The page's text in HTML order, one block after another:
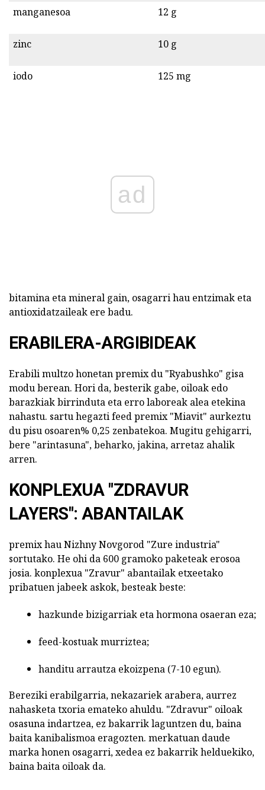
manganesoa 12 g
zinc 10 g
iodo 125 mg
ad
bitamina eta mineral gain, osagarri hau entzimak eta
antioxidatzaileak ere badu.
ERABILERA-ARGIBIDEAK
Erabili multzo honetan premix du "Ryabushko" gisa
modu berean. Hori da, besterik gabe, oiloak edo
barazkiak birrinduta eta erro laboreak alea etekina
nahastu. sartu hegazti feed premix "Miavit" aurkeztu
du pisu osoaren% 0,25 zenbatekoa. Mugitu gehigarri,
bere "arintasuna", beharko, jakina, arretaz ahalik
arren.
KONPLEXUA "ZDRAVUR
LAYERS": ABANTAILAK
premix hau Nizhny Novgorod "Zure industria"
sortutako. He ohi da 600 gramoko paketeak erosoa
josia. konplexua "Zravur" abantailak etxeetako
pribatuen jabeek askok, besteak beste:
hazkunde bizigarriak eta hormona osaeran eza;
feed-kostuak murriztea;
handitu arrautza ekoizpena (7-10 egun).
Bereziki erabilgarria, nekazariek arabera, aurrez
nahasketa txoria emateko ahuldu. "Zdravur" oiloak
osasuna indartzea, ez bakarrik laguntzen du, baina
baita kanibalismoa eragozten. merkatuan daude
marka honen osagarri, xedea ez bakarrik helduekiko,
baina baita oiloak da.